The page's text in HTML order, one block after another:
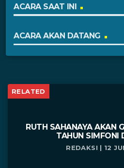
ACARA SAAT INI
ACARA AKAN DATANG
RELATED
RUTH SAHANAYA AKAN
TAHUN SIMFONI
REDAKSI | 12